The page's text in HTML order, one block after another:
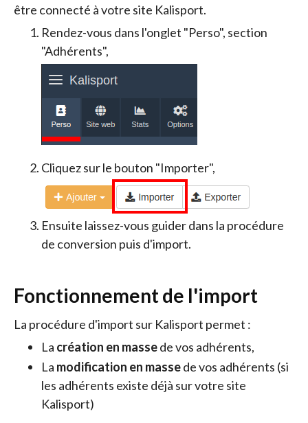
être connecté à votre site Kalisport.
Rendez-vous dans l'onglet "Perso", section
"Adhérents",
Cliquez sur le bouton "Importer",
Ensuite laissez-vous guider dans la procédure
de conversion puis d'import.
Fonctionnement de l'import
La procédure d'import sur Kalisport permet :
La création en massede vos adhérents,
La modification en massede vos adhérents (si
les adhérents existe déjà sur votre site
Kalisport)